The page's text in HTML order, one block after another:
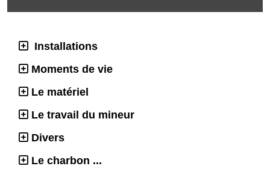
Installations
Moments de vie
Le matériel
Le travail du mineur
Divers
Le charbon ...